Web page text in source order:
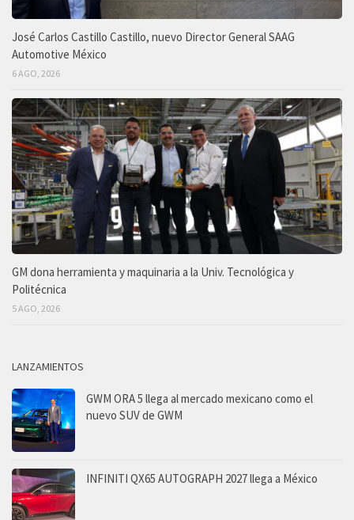
José Carlos Castillo Castillo, nuevo Director General SAAG
Automotive México
6 AGO, 2026
GM dona herramienta y maquinaria a la Univ. Tecnológica y
Politécnica
5 AGO, 2026
LANZAMIENTOS
GWM ORA 5 llega al mercado mexicano como el
nuevo SUV de GWM
INFINITI QX65 AUTOGRAPH 2027 llega a México